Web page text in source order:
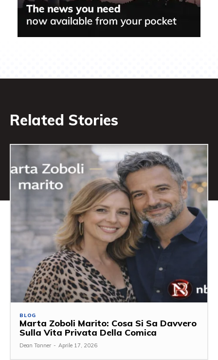
Related Stories
BLOG
Marta Zoboli Marito: Cosa Si Sa Davvero
Sulla Vita Privata Della Comica
Dean Tanner - Aprile 17, 2026